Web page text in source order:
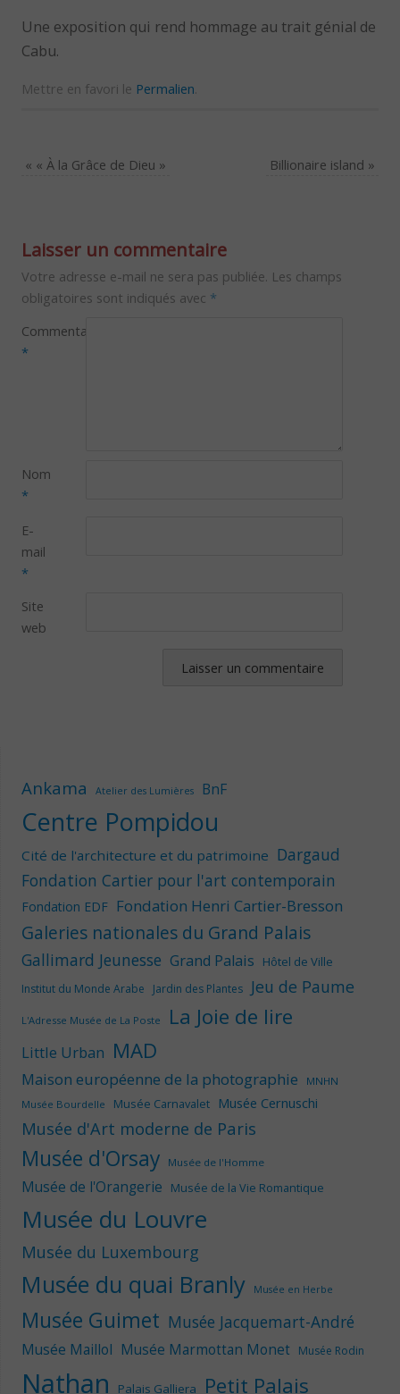
Une exposition qui rend hommage au trait génial de
Cabu.
Mettre en favori le Permalien.
« « À la Grâce de Dieu » Billionaire island »
Laisser un commentaire
Votre adresse e-mail ne sera pas publiée. Les champs
obligatoires sont indiqués avec *
Commentaire
*
Nom
*
E-
mail
*
Site
web
Ankama Atelier des Lumières BnF
Centre Pompidou
Cité de l'architecture et du patrimoine Dargaud
Fondation Cartier pour l'art contemporain
Fondation EDF Fondation Henri Cartier-Bresson
Galeries nationales du Grand Palais
Gallimard Jeunesse Grand Palais Hôtel de Ville
Institut du Monde Arabe Jardin des Plantes Jeu de Paume
L'Adresse Musée de La Poste La Joie de lire
Little Urban MAD
Maison européenne de la photographie
MNHN
Musée Bourdelle
Musée Carnavalet Musée Cernuschi
Musée d'Art moderne de Paris
Musée d'Orsay Musée de l'Homme
Musée de l'Orangerie Musée de la Vie Romantique
Musée du Louvre
Musée du Luxembourg
Musée du quai Branly Musée en Herbe
Musée Guimet Musée Jacquemart-André
Musée Maillol Musée Marmottan Monet Musée Rodin
Nathan Palais Galliera Petit Palais